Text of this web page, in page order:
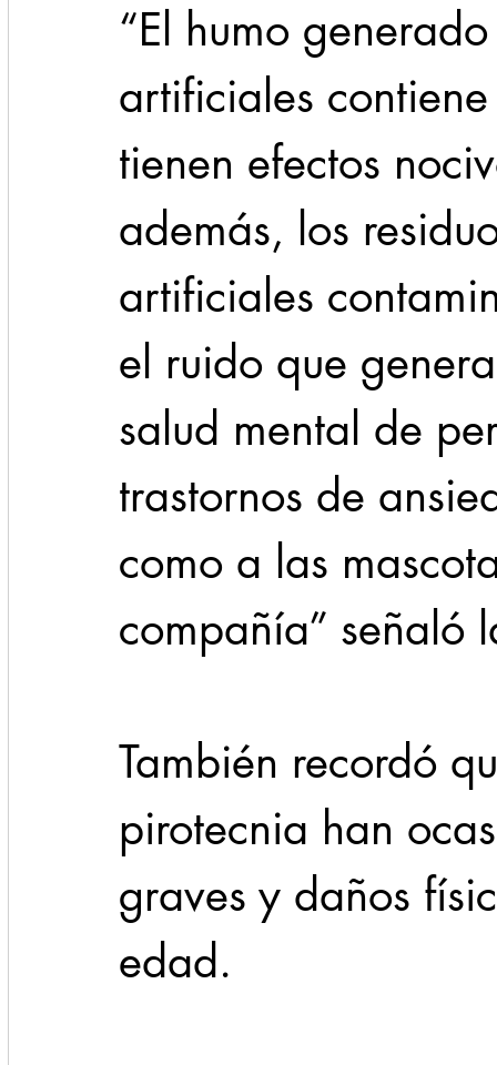
“El humo
artificiales
tienen efectos
además, los
artificiales
el ruido que
salud mental de
trastornos de
como a las
compañía”
También recordó
pirotecnia han
graves y daños
edad.